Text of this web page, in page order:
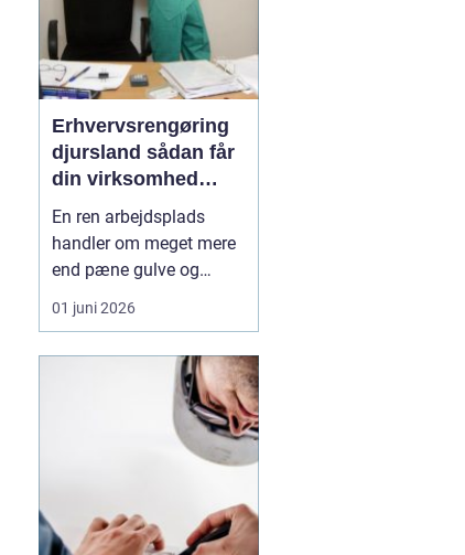
Erhvervsrengøring
djursland sådan får
din virksomhed
mest værdi
En ren arbejdsplads
handler om meget mere
end pæne gulve og
blanke overflader.
Rengøring påvirker både
førstehåndsindtryk og
medarbejdernes trivsel.
01 juni 2026